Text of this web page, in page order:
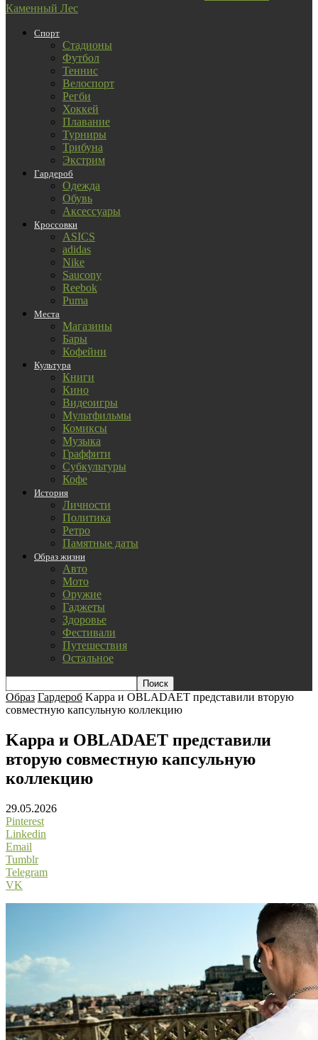
Каменный Лес
Спорт
Стадионы
Футбол
Теннис
Велоспорт
Регби
Хоккей
Плавание
Турниры
Трибуна
Экстрим
Гардероб
Одежда
Обувь
Аксессуары
Кроссовки
ASICS
adidas
Nike
Saucony
Reebok
Puma
Места
Магазины
Бары
Кофейни
Культура
Книги
Кино
Видеоигры
Мультфильмы
Комиксы
Музыка
Граффити
Субкультуры
Кофе
История
Личности
Политика
Ретро
Памятные даты
Образ жизни
Авто
Мото
Оружие
Гаджеты
Здоровье
Фестивали
Путешествия
Остальное
Образ Гардероб Kappa и OBLADAET представили вторую
совместную капсульную коллекцию
Kappa и OBLADAET представили
вторую совместную капсульную
коллекцию
29.05.2026
Pinterest
Linkedin
Email
Tumblr
Telegram
VK